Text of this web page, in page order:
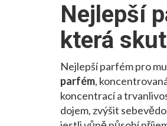
Nejlepší
která
Nejlepší parfém pro
parfém,
koncentrací a
dojem, zvýšit